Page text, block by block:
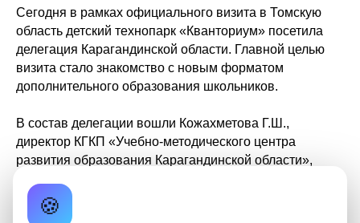
Сегодня в рамках официального визита в Томскую
область детский технопарк «Кванториум» посетила
делегация Карагандинской области. Главной целью
визита стало знакомство с новым форматом
дополнительного образования школьников.
В состав делегации вошли Кожахметова Г.Ш.,
директор КГКП «Учебно-методического центра
развития образования Карагандинской области»,
практического центра «Сарыарқа Дарыны»,
Бейсенбаев Г.Б., генеральный директор
🍪